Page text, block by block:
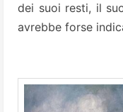
dei suoi resti, il
avrebbe forse